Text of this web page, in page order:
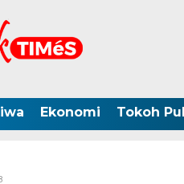
Ekonomi Tokoh